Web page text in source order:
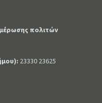
πολιτών
23330 23625